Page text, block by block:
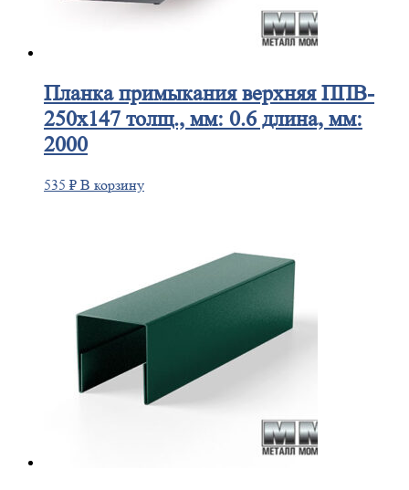
Планкапримыкания верхняя ППВ-
250х147 толщ., мм: 0.6 длина, мм:
2000
535 ₽ В корзину